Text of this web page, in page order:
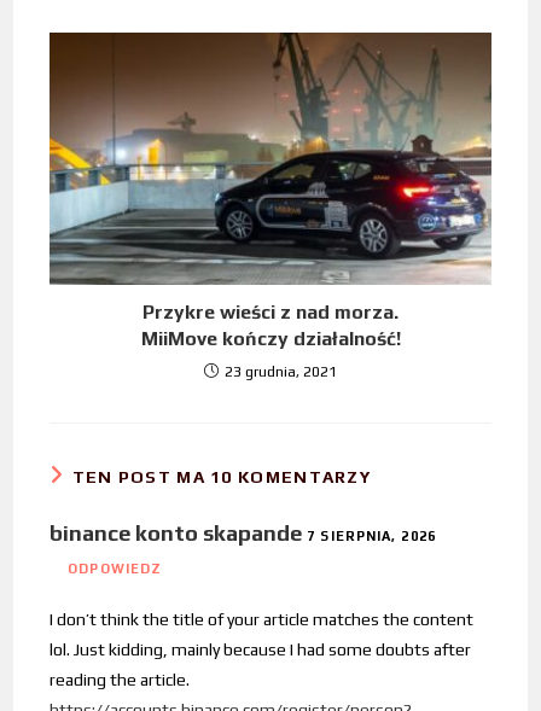
Przykre wieści z nad morza.
MiiMove kończy działalność!
23 grudnia, 2021
TEN POST MA 10 KOMENTARZY
binance konto skapande 7 SIERPNIA, 2026
ODPOWIEDZ
I don’t think the title of your article matches the content
lol. Just kidding, mainly because I had some doubts after
reading the article.